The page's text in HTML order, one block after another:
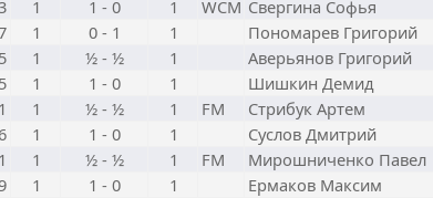
1 1 - 0 1 WCM Свергина Софья
1 0 - 1 1 Пономарев Григорий
1 ½ - ½ 1 Аверьянов Григорий
1 1 - 0 1 Шишкин Демид
1 ½ - ½ 1 FM Стрибук Артем
1 1 - 0 1 Суслов Дмитрий
1 ½ - ½ 1 FM Мирошниченко Павел
1 1 - 0 1 Ермаков Максим